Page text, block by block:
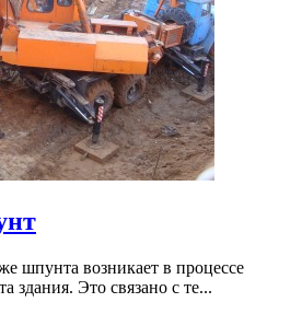
шпунта возникает в процессе
здания. Это связано с те...